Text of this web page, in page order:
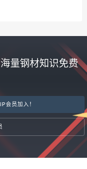
量钢材知识免费
会员加入！